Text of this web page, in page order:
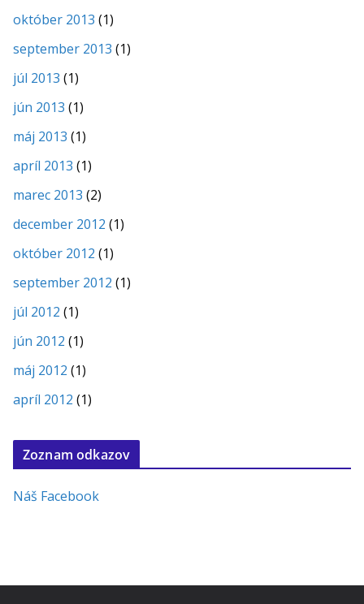
október 2013 (1)
september 2013 (1)
júl 2013 (1)
jún 2013 (1)
máj 2013 (1)
apríl 2013 (1)
marec 2013 (2)
december 2012 (1)
október 2012 (1)
september 2012 (1)
júl 2012 (1)
jún 2012 (1)
máj 2012 (1)
apríl 2012 (1)
Zoznam odkazov
Náš Facebook